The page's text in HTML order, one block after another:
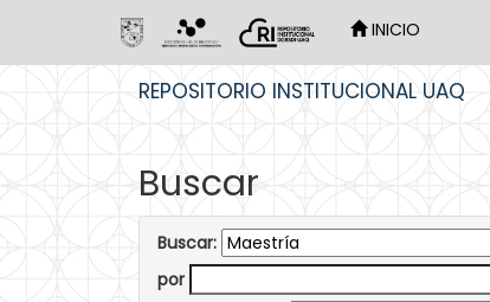
INICIO
REPOSITORIO INSTITUCIONAL UAQ
Buscar
Buscar:
por